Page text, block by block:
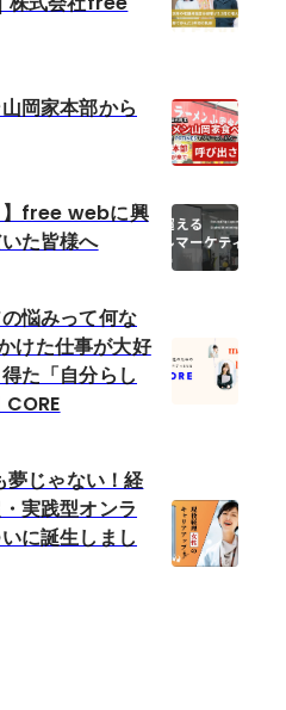
岡家本部から
】free webに興
た皆様へ
悩みって何な
けた仕事が大好
た「自分らし
CORE
じゃない！経
実践型オンラ
に誕生しまし